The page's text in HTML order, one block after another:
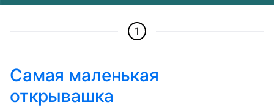
1
Самая маленькая
открывашка